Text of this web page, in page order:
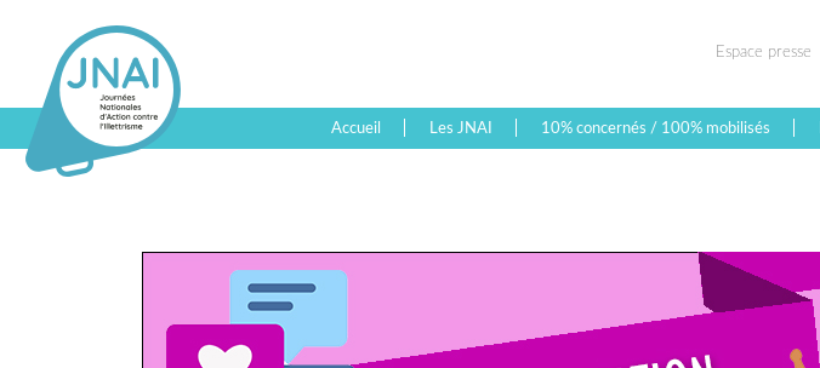
Espace presse
Accueil Les JNAI 10% concernés / 100% mobilisés